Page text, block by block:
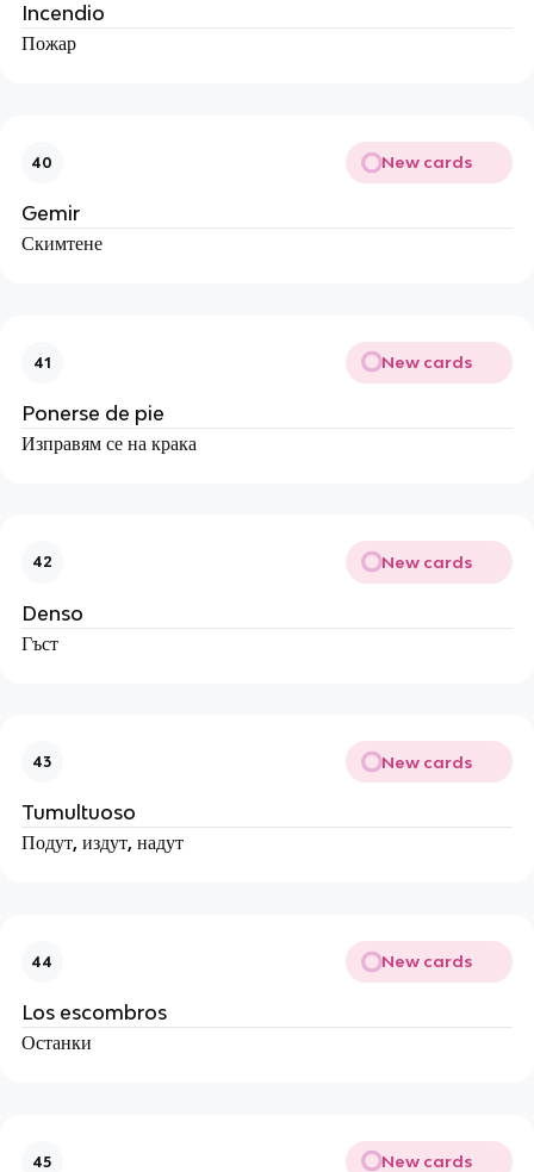
Incendio
Пожар
40 New cards
Gemir
Скимтене
41 New cards
Ponerse de pie
Изправям се на крака
42 New cards
Denso
Гъст
43 New cards
Tumultuoso
Подут, издут, надут
44 New cards
Los escombros
Останки
45 New cards